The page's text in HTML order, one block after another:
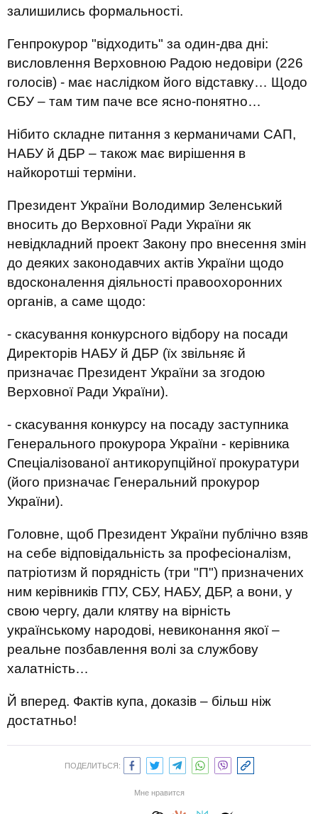
залишились формальності.
Генпрокурор "відходить" за один-два дні:
висловлення Верховною Радою недовіри (226
голосів) - має наслідком його відставку… Щодо
СБУ – там тим паче все ясно-понятно…
Нібито складне питання з керманичами САП,
НАБУ й ДБР – також має вирішення в
найкоротші терміни.
Президент України Володимир Зеленський
вносить до Верховної Ради України як
невідкладний проект Закону про внесення змін
до деяких законодавчих актів України щодо
вдосконалення діяльності правоохоронних
органів, а саме щодо:
- скасування конкурсного відбору на посади
Директорів НАБУ й ДБР (їх звільняє й
призначає Президент України за згодою
Верховної Ради України).
- скасування конкурсу на посаду заступника
Генерального прокурора України - керівника
Спеціалізованої антикорупційної прокуратури
(його призначає Генеральний прокурор
України).
Головне, щоб Президент України публічно взяв
на себе відповідальність за професіоналізм,
патріотизм й порядність (три "П") призначених
ним керівників ГПУ, СБУ, НАБУ, ДБР, а вони, у
свою чергу, дали клятву на вірність
українському народові, невиконання якої –
реальне позбавлення волі за службову
халатність…
Й вперед. Фактів купа, доказів – більш ніж
достатньо!
ПОДЕЛИТЬСЯ:
Мне нравится